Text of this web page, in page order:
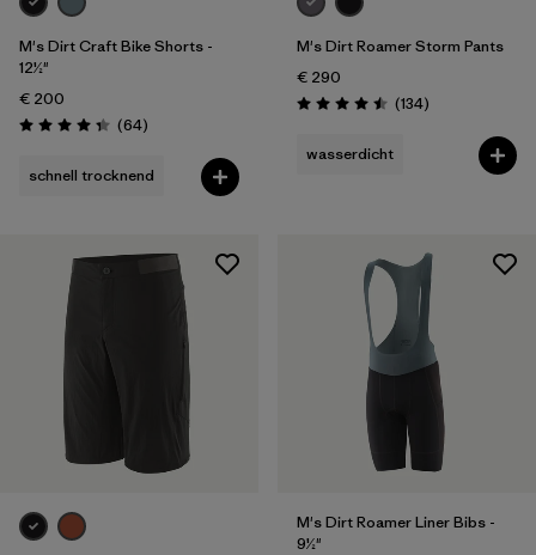
M's Dirt Craft Bike Shorts -
12½"
€ 200
Bewertung: 4.3 / 5
(64Rezensionen
)
schnell trocknend
M's Dirt Roamer Storm Pants
€ 290
Bewertung: 4.5 / 5
(134Rezensionen
)
wasserdicht
M's Dirt Roamer Liner Bibs -
9½"